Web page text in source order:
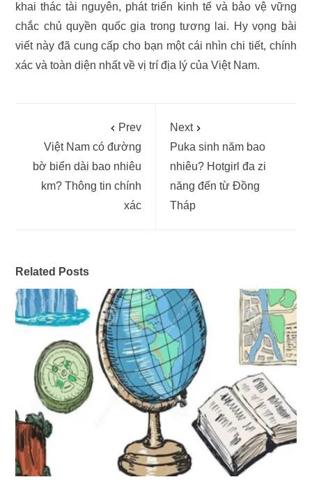
khai thác tài nguyên, phát triển kinh tế và bảo vệ vững
chắc chủ quyền quốc gia trong tương lai. Hy vọng bài
viết này đã cung cấp cho bạn một cái nhìn chi tiết, chính
xác và toàn diện nhất về vị trí địa lý của Việt Nam.
Prev
Việt Nam có đường
bờ biển dài bao nhiêu
km? Thông tin chính
xác
Next
Puka sinh năm bao
nhiêu? Hotgirl đa zi
năng đến từ Đồng
Tháp
Related Posts